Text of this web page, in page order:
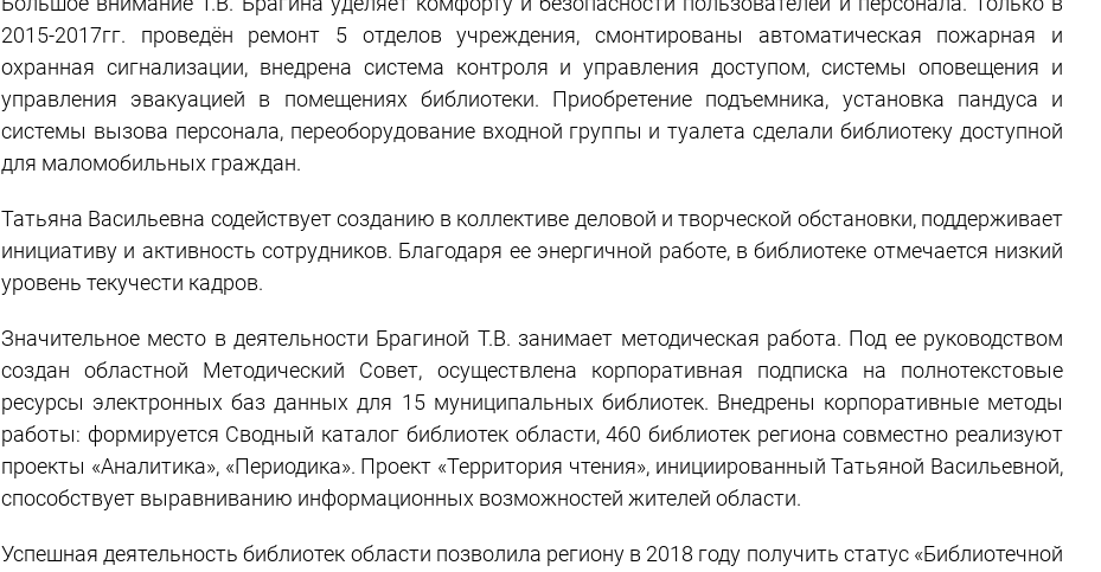
2015-2017гг. проведён ремонт 5 отделов учреждения, смонтированы автоматическая пожарная и
охранная сигнализации, внедрена система контроля и управления доступом, системы оповещения и
управления эвакуацией в помещениях библиотеки. Приобретение подъемника, установка пандуса и
системы вызова персонала, переоборудование входной группы и туалета сделали библиотеку доступной
для маломобильных граждан.
Татьяна Васильевна содействует созданию в коллективе деловой и творческой обстановки, поддерживает
инициативу и активность сотрудников. Благодаря ее энергичной работе, в библиотеке отмечается низкий
уровень текучести кадров.
Значительное место в деятельности Брагиной Т.В. занимает методическая работа. Под ее руководством
создан областной Методический Совет, осуществлена корпоративная подписка на полнотекстовые
ресурсы электронных баз данных для 15 муниципальных библиотек. Внедрены корпоративные методы
работы: формируется Сводный каталог библиотек области, 460 библиотек региона совместно реализуют
проекты «Аналитика», «Периодика». Проект «Территория чтения», инициированный Татьяной Васильевной,
способствует выравниванию информационных возможностей жителей области.
Успешная деятельность библиотек области позволила региону в 2018 году получить статус «Библиотечной